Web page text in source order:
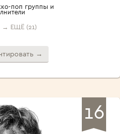
поп группы и
→ ЕЩЁ (21)
→
16